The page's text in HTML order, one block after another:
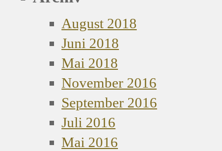
August 2018
Juni 2018
Mai 2018
November 2016
September 2016
Juli 2016
Mai 2016